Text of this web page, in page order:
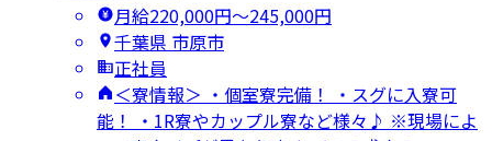
月給220,000円〜245,000円
千葉県 市原市
正社員
＜寮情報＞ ・個室寮完備！ ・スグに入寮可
能！ ・1R寮やカップル寮など様々♪ ※現場によ